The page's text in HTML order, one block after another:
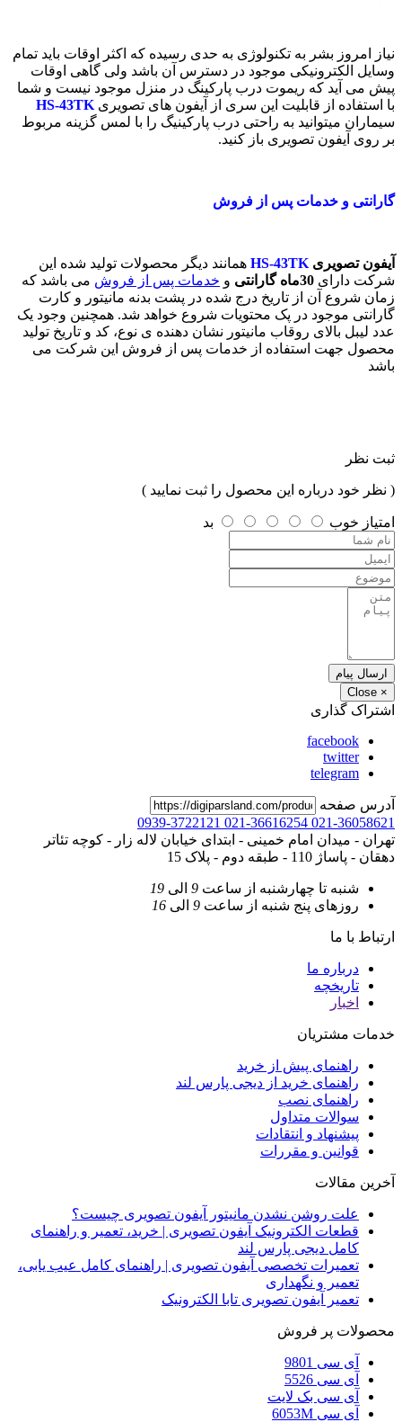
نیاز امروز بشر به تکنولوژی به حدی رسیده که اکثر اوقات باید تمام
وسایل الکترونیکی موجود در دسترس آن باشد ولی گاهی اوقات
پیش می آید که ریموت درب پارکینگ در منزل موجود نیست و شما
با استفاده از قابلیت این سری از آیفون های تصویری HS-43TK
سیماران میتوانید به راحتی درب پارکینیگ را با لمس گزینه مربوط
بر روی آیفون تصویری باز کنید.
گارانتی و خدمات پس از فروش
آیفون تصویری HS-43TK همانند دیگر محصولات تولید شده این
شرکت دارای 30ماه گارانتی و خدمات پس از فروش می باشد که
زمان شروع آن از تاریخ درج شده در پشت بدنه مانیتور و کارت
گارانتی موجود در پک محتویات شروع خواهد شد. همچنین وجود یک
عدد لیبل بالای روقاب مانیتور نشان دهنده ی نوع، کد و تاریخ تولید
محصول جهت استفاده از خدمات پس از فروش این شرکت می
باشد
ثبت نظر
( نظر خود درباره این محصول را ثبت نمایید )
امتیاز خوب بد
ارسال پیام
×
Close
اشتراک گذاری
facebook
twitter
telegram
آدرس صفحه
021-36058621
021-36616254
0939-3722121
تهران - میدان امام خمینی - ابتدای خیابان لاله زار - کوچه تئاتر
دهقان - پاساژ 110 - طبقه دوم - پلاک 15
شنبه تا چهارشنبه از ساعت 9 الی 19
روزهای پنج شنبه از ساعت 9 الی 16
ارتباط با ما
درباره ما
تاریخچه
اخبار
خدمات مشتریان
راهنمای پیش از خرید
راهنمای خرید از دیجی پارس لند
راهنمای نصب
سوالات متداول
پیشنهاد و انتقادات
قوانین و مقررات
آخرین مقالات
علت روشن نشدن مانیتور آیفون تصویری چیست؟
قطعات الکترونیک آیفون تصویری | خرید، تعمیر و راهنمای
کامل دیجی پارس لند
تعمیرات تخصصی آیفون تصویری | راهنمای کامل عیب یابی،
تعمیر و نگهداری
تعمیر آیفون تصویری تابا الکترونیک
محصولات پر فروش
آی سی 9801
آی سی 5526
آی سی بک لایت
آی سی 6053M